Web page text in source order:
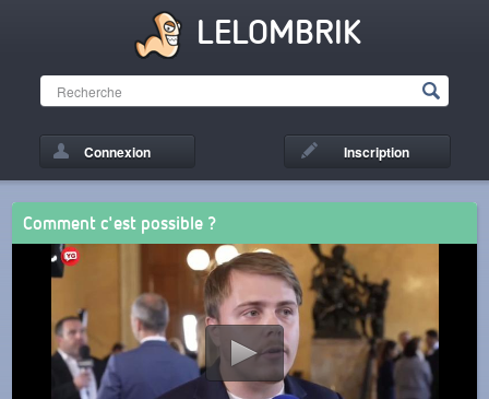
LELOMBRIK
Connexion Inscription
Comment c'est possible ?